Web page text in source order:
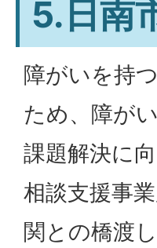
5.日南
障がいを持
ため、障が
課題解決に
相談支援事
関との橋渡